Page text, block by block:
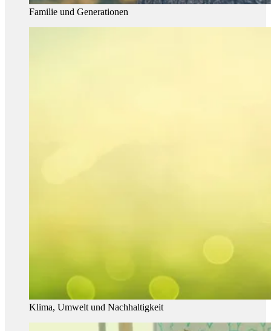
Familie und Generationen
Klima, Umwelt und Nachhaltigkeit